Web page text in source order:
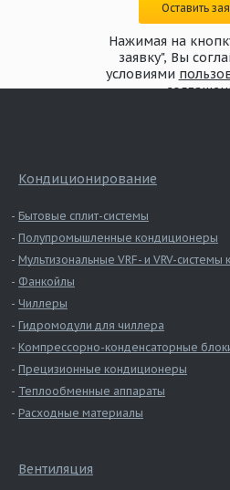
Оставить
Нажимая на
заявку", Вы
условиями
Кондиционирование
Бытовые сплит-системы
Полупромышленные кондиционеры
Мультизональные VRF- и VRV-
Фанкойлы
Чиллеры
Гидромодули для чиллера
Компрессорно-конденсаторные
Прецизионные кондиционеры
Теплообменные аппараты
Расходные материалы
Вентиляция